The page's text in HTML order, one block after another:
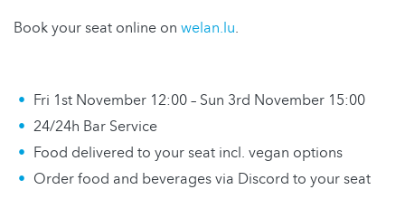
Book your seat online on welan.lu.
Fri 1st November 12:00 – Sun 3rd November 15:00
24/24h Bar Service
Food delivered to your seat incl. vegan options
Order food and beverages via Discord to your seat